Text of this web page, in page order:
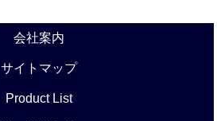
会社案内
サイトマップ
Product List